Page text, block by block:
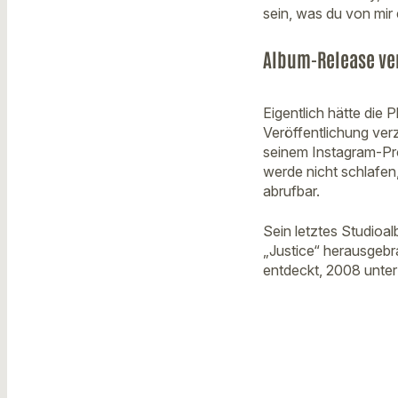
sein, was du von
Album-Release
Eigentlich hätte die
Veröffentlichung
seinem Instagram-
werde nicht
abrufbar.
Sein letztes
„Justice“
entdeckt, 2008